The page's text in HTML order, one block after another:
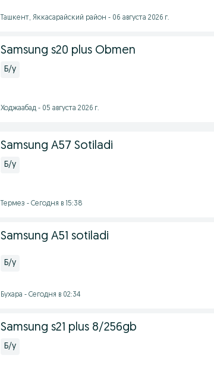
Ташкент, Яккасарайский район - 06 августа 2026 г.
Samsung s20 plus Obmen
Б/у
Ходжаабад - 05 августа 2026 г.
Samsung A57 Sotiladi
Б/у
Термез - Сегодня в 15:38
Samsung A51 sotiladi
Б/у
Бухара - Сегодня в 02:34
Samsung s21 plus 8/256gb
Б/у